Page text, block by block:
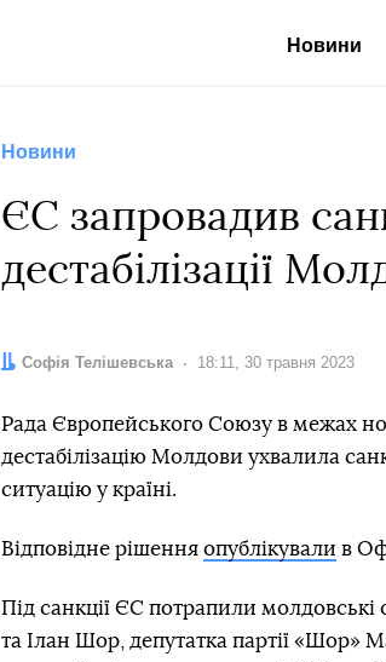
Новини
Новини
ЄС запровадив
дестабілізації
Автор:
Софія Телішевська Дата:
18:11, 30 травня 2023
Рада Європейського Союзу в межах
дестабілізацію Молдови ухвалила
ситуацію у країні.
Відповідне рішення опублікували в
Під санкції ЄС потрапили
та Ілан Шор, депутатка партії «Шор»